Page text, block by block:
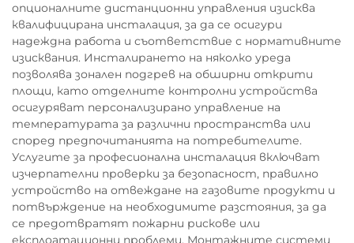
опционалните дистанционни управления изисква
квалифицирана инсталация, за да се осигури
надеждна работа и съответствие с нормативните
изисквания. Инсталирането на няколко уреда
позволява зонален подгрев на обширни открити
площи, като отделните контролни устройства
осигуряват персонализирано управление на
температурата за различни пространства или
според предпочитанията на потребителите.
Услугите за професионална инсталация включват
изчерпателни проверки за безопасност, правилно
устройство на отвеждане на газовите продукти и
потвърждение на необходимите разстояния, за да
се предотвратят пожарни рискове или
експлоатационни проблеми. Монтажните системи